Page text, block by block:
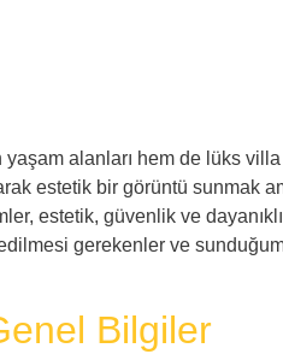
alanları hem de lüks
estetik bir görüntü sunmak
estetik, güvenlik ve
gerekenler ve
Bilgiler